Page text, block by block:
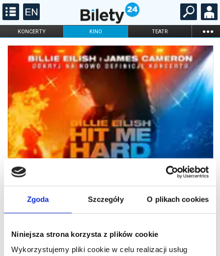
Zgoda Szczegóły O plikach cookies
Niniejsza strona korzysta z plików cookie
Wykorzystujemy pliki cookie w celu realizacji usług
KONCERTY KINO TEATR ...
FILHARMONIA OPERA I BALET
STAND-UP
DLA DZIECI
ONLINE KARNETY